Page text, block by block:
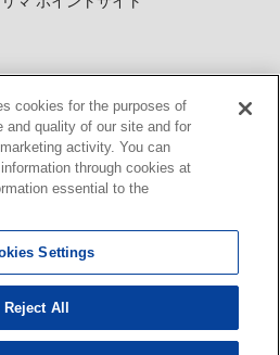
ビス WEBサイト・システム向け地
開発キット MapFan DB 住所確認
トリマ広告 Geo-Research
ス
cookies for the purposes of
and quality of our site and for
activity. You can
through cookies at
essential to the
Settings
Reject All